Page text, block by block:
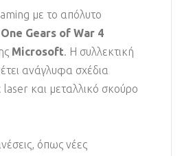
με το απόλυτο
Gears of War 4
Microsoft. Η συλλεκτική
ανάγλυφα σχέδια
laser και μεταλλικό σκούρο
όπως νέες